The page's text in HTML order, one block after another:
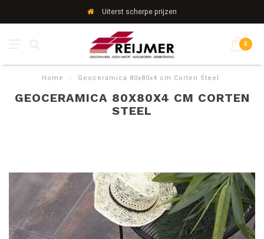
Uiterst scherpe prijzen
0
Home / Geoceramica 80x80x4 cm Corten Steel
GEOCERAMICA 80X80X4 CM CORTEN
STEEL